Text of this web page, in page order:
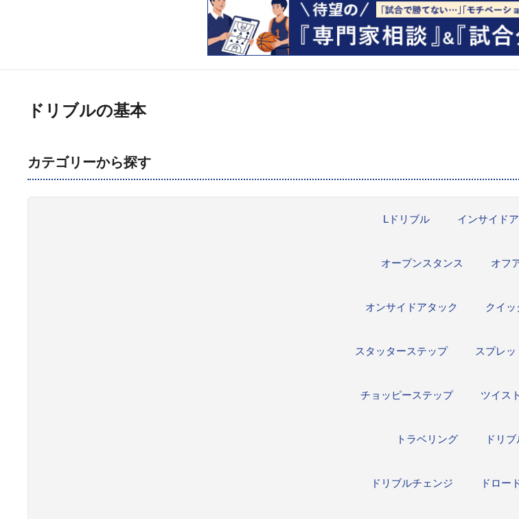
ドリブルの基本
カテゴリーから探す
Lドリブル インサイド
オープンスタンス オフ
オンサイドアタック クイッ
スタッターステップ スプレ
チョッピーステップ ツイス
トラベリング ドリブ
ドリブルチェンジ ドロー